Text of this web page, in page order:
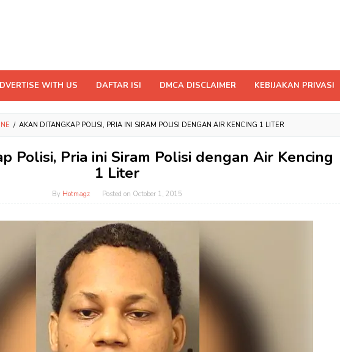
WITH US DAFTAR ISI DMCA DISCLAIMER KEBIJAKAN PRIVASI
/ AKAN DITANGKAP POLISI, PRIA INI SIRAM POLISI DENGAN AIR KENCING 1 LITER
Polisi, Pria ini Siram Polisi dengan Air Kencing
1 Liter
By Hotmagz Posted on October 1, 2015